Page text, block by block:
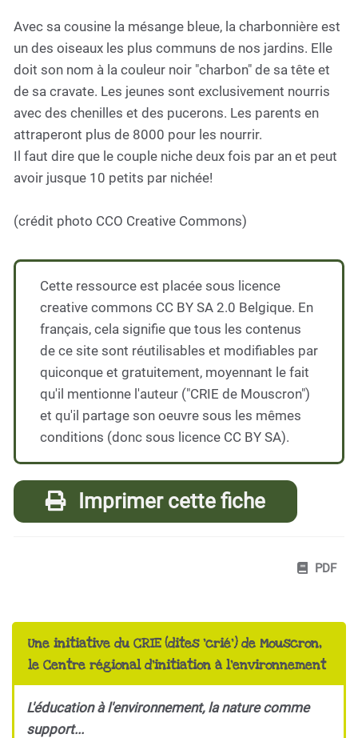
Avec sa cousine la mésange bleue, la charbonnière est
un des oiseaux les plus communs de nos jardins. Elle
doit son nom à la couleur noir "charbon" de sa tête et
de sa cravate. Les jeunes sont exclusivement nourris
avec des chenilles et des pucerons. Les parents en
attraperont plus de 8000 pour les nourrir.
Il faut dire que le couple niche deux fois par an et peut
avoir jusque 10 petits par nichée!
(crédit photo CCO Creative Commons)
Cette ressource est placée sous licence
creative commons CC BY SA 2.0 Belgique. En
français, cela signifie que tous les contenus
de ce site sont réutilisables et modifiables par
quiconque et gratuitement, moyennant le fait
qu'il mentionne l'auteur ("CRIE de Mouscron")
et qu'il partage son oeuvre sous les mêmes
conditions (donc sous licence CC BY SA).
Imprimer cette fiche
PDF
Une initiative du CRIE (dites 'crié') de Mouscron,
le Centre régional d'initiation à l'environnement
L'éducation à l'environnement, la nature comme
support...